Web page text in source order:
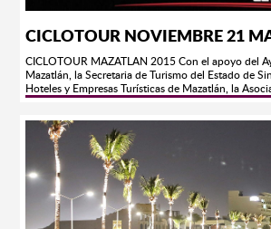
CICLOTOUR NOVIEMBRE 21
CICLOTOUR MAZATLAN 2015 Con el apoyo del
Mazatlán, la Secretaria de Turismo del Estado de
Hoteles y Empresas Turísticas de Mazatlán, la
bicicleta de ruta como de montaña a participar en
Edición CICLOTOUR MAZATLÁN. Si eres
grandes recorridos de GRAN FONDO, Mazatlán te
de noviembre 2015, tendrás la oportunidad de
preparado para todo tipo de ciclistas y amantes de
km conviviendo con tus amigos y compartiendo
demás participantes. ¡Disfruta de rodar por un
todo el malecón de Mazatlán! ¡No te lo puedes